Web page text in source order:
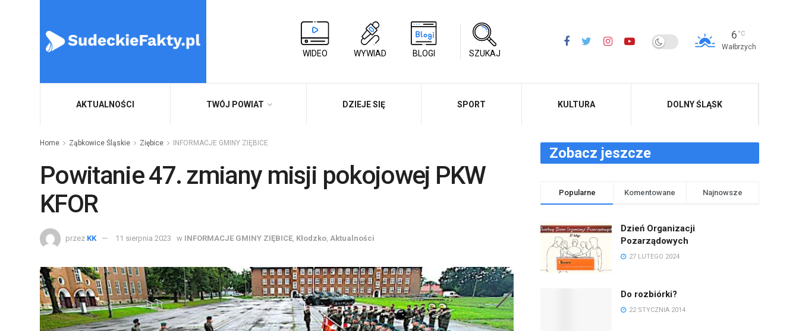
WIDEO WYWIAD BLOGI SZUKAJ
6 °C
Wałbrzych
AKTUALNOŚCI TWÓJ POWIAT DZIEJE SIĘ SPORT KULTURA DOLNY ŚLĄSK
Home Ząbkowice Śląskie Ziębice INFORMACJE GMINY ZIĘBICE
Powitanie 47. zmiany misji pokojowej PKW
KFOR
przez KK 11 sierpnia 2023 w INFORMACJE GMINY ZIĘBICE Kłodzko Aktualności
Zobacz jeszcze
Popularne Komentowane Najnowsze
Dzień Organizacji
Pozarządowych
27 LUTEGO 2024
Do rozbiórki?
22 STYCZNIA 2014